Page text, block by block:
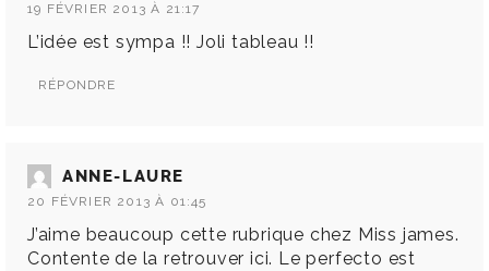
19 FÉVRIER 2013 À 21:17
L’idée est sympa !! Joli tableau !!
RÉPONDRE
ANNE-LAURE
20 FÉVRIER 2013 À 01:45
J’aime beaucoup cette rubrique chez Miss james.
Contente de la retrouver ici. Le perfecto est